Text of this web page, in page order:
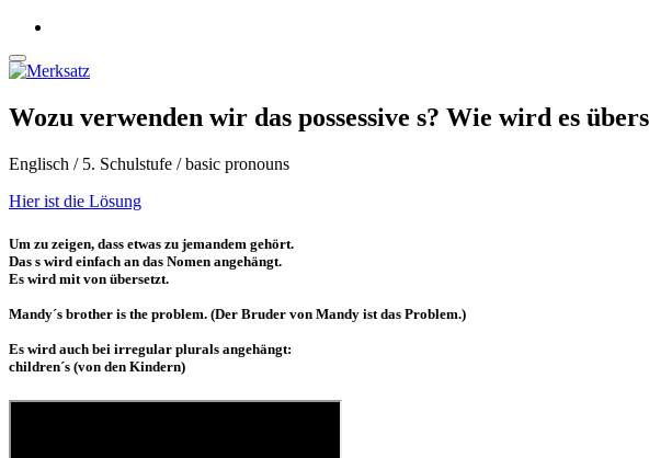
Wozu verwenden wir das possessive s? Wie wird es
Englisch / 5. Schulstufe / basic pronouns
Hier ist die Lösung
Um zu zeigen, dass etwas zu jemandem gehört.
Das s wird einfach an das Nomen angehängt.
Es wird mit von übersetzt.
Mandy´s brother is the problem. (Der Bruder von Mandy ist das Problem.)
Es wird auch bei irregular plurals angehängt:
children´s (von den Kindern)